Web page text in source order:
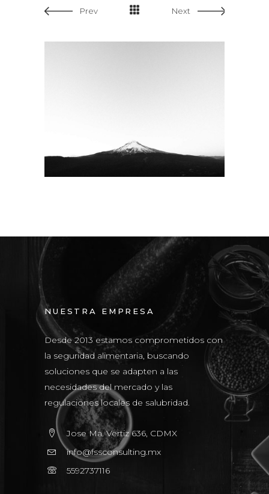
Prev Next
NUESTRA EMPRESA
Desde 2013 estamos comprometidos con
la seguridad alimentaria, buscando
soluciones que se adapten a las
necesidades del mercado y las
regulaciones locales de salubridad.
Jose Ma. Vertiz 636, CDMX
info@fssconsulting.mx
5592737116